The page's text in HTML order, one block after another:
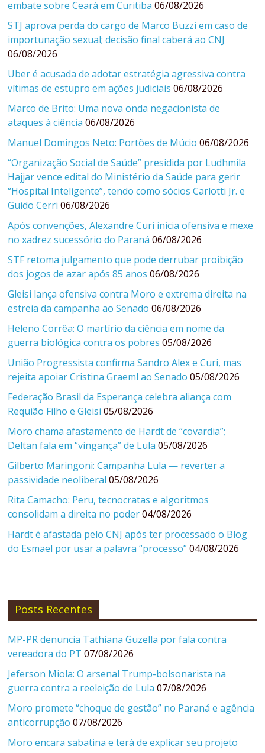
embate sobre Ceará em Curitiba 06/08/2026
STJ aprova perda do cargo de Marco Buzzi em caso de
importunação sexual; decisão final caberá ao CNJ
06/08/2026
Uber é acusada de adotar estratégia agressiva contra
vítimas de estupro em ações judiciais 06/08/2026
Marco de Brito: Uma nova onda negacionista de
ataques à ciência 06/08/2026
Manuel Domingos Neto: Portões de Múcio 06/08/2026
“Organização Social de Saúde” presidida por Ludhmila
Hajjar vence edital do Ministério da Saúde para gerir
“Hospital Inteligente”, tendo como sócios Carlotti Jr. e
Guido Cerri 06/08/2026
Após convenções, Alexandre Curi inicia ofensiva e mexe
no xadrez sucessório do Paraná 06/08/2026
STF retoma julgamento que pode derrubar proibição
dos jogos de azar após 85 anos 06/08/2026
Gleisi lança ofensiva contra Moro e extrema direita na
estreia da campanha ao Senado 06/08/2026
Heleno Corrêa: O martírio da ciência em nome da
guerra biológica contra os pobres 05/08/2026
União Progressista confirma Sandro Alex e Curi, mas
rejeita apoiar Cristina Graeml ao Senado 05/08/2026
Federação Brasil da Esperança celebra aliança com
Requião Filho e Gleisi 05/08/2026
Moro chama afastamento de Hardt de “covardia”;
Deltan fala em “vingança” de Lula 05/08/2026
Gilberto Maringoni: Campanha Lula — reverter a
passividade neoliberal 05/08/2026
Rita Camacho: Peru, tecnocratas e algoritmos
consolidam a direita no poder 04/08/2026
Hardt é afastada pelo CNJ após ter processado o Blog
do Esmael por usar a palavra “processo” 04/08/2026
Posts Recentes
MP-PR denuncia Tathiana Guzella por fala contra
vereadora do PT 07/08/2026
Jeferson Miola: O arsenal Trump-bolsonarista na
guerra contra a reeleição de Lula 07/08/2026
Moro promete “choque de gestão” no Paraná e agência
anticorrupção 07/08/2026
Moro encara sabatina e terá de explicar seu projeto